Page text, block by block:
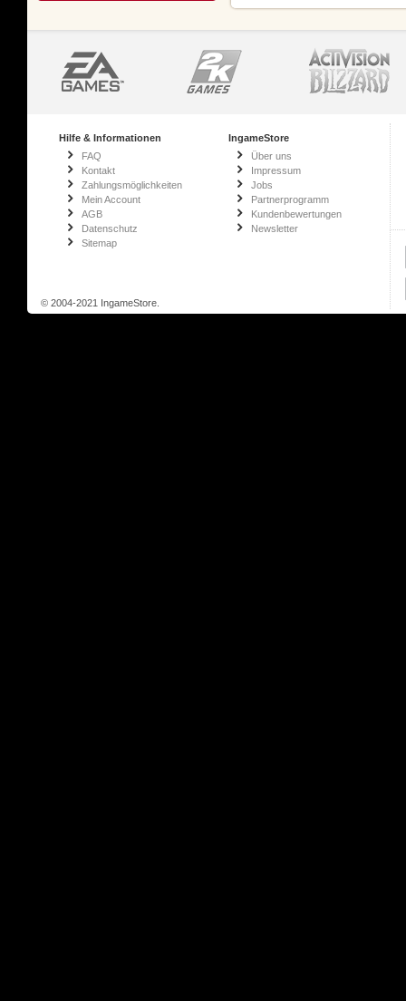
Hilfe & Informationen
FAQ
Kontakt
Zahlungsmöglichkeiten
Mein Account
AGB
Datenschutz
Sitemap
IngameStore
Über uns
Impressum
Jobs
Partnerprogramm
Kundenbewertungen
Newsletter
© 2004-2021 IngameStore.